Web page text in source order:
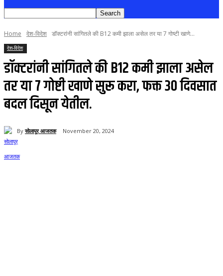
Home देश-विदेश डॉक्टरांनी सांगितले की B12 कमी झाला असेल तर या 7 गोष्टी खाणे...
देश-विदेश
डॉक्टरांनी सांगितले की B12 कमी झाला असेल
तर या 7 गोष्टी खाणे सुरू करा, फक्त 30 दिवसात
बदल दिसून येतील.
By सोलापूर आजतक November 20, 2024